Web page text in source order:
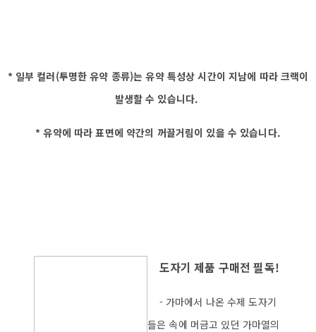
* 일부 컬러(투명한 유약 종류)는 유약 특성상 시간이 지남에 따라 크랙이
발생할 수 있습니다.
* 유약에 따라 표면에 약간의 꺼끌거림이 있을 수 있습니다.
도자기 제품 구매전 필독!
- 가마에서 나온 수제 도자기
들은 속에 머금고 있던 가마열의